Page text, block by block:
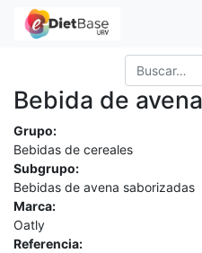
Bebida de
Grupo:
Bebidas de cereales
Subgrupo:
Bebidas de avena saborizadas
Marca:
Oatly
Referencia: